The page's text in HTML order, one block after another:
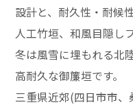
設計と、耐久性・耐候
人工竹垣、和風目隠し
冬は風雪に埋もれる北
高耐久な御簾垣です。
三重県近郊(四日市市